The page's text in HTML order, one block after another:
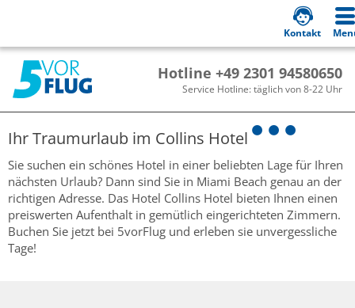
Hotline +49 2301 94580650
Service Hotline: täglich von 8-22 Uhr
Kontakt
Ihr Traumurlaub im Collins Hotel
Sie suchen ein schönes Hotel in einer beliebten Lage für Ihren
nächsten Urlaub? Dann sind Sie in Miami Beach genau an der
richtigen Adresse. Das Hotel Collins Hotel bieten Ihnen einen
preiswerten Aufenthalt in gemütlich eingerichteten Zimmern.
Buchen Sie jetzt bei 5vorFlug und erleben sie unvergessliche
Tage!